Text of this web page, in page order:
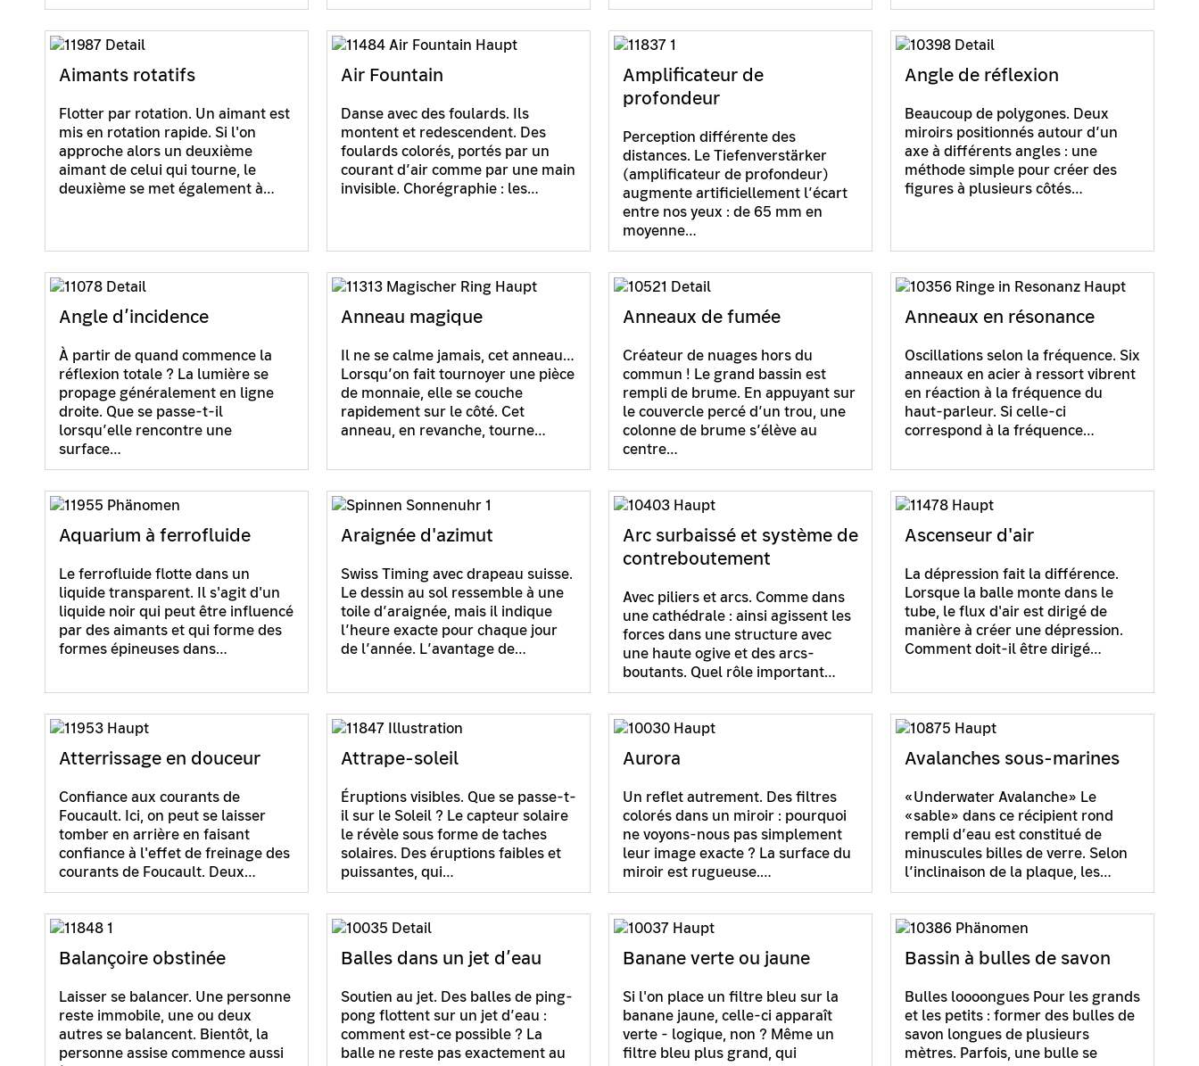
Aimants rotatifs
Flotter par rotation. Un aimant est
mis en rotation rapide. Si l'on
approche alors un deuxième
aimant de celui qui tourne, le
deuxième se met également à…
Air Fountain
Danse avec des foulards. Ils
montent et redescendent. Des
foulards colorés, portés par un
courant d’air comme par une main
invisible. Chorégraphie : les…
Amplificateur de
profondeur
Perception différente des
distances. Le Tiefenverstärker
(amplificateur de profondeur)
augmente artificiellement l’écart
entre nos yeux : de 65 mm en
moyenne…
Angle de réflexion
Beaucoup de polygones. Deux
miroirs positionnés autour d’un
axe à différents angles : une
méthode simple pour créer des
figures à plusieurs côtés…
Angle d’incidence
À partir de quand commence la
réflexion totale ? La lumière se
propage généralement en ligne
droite. Que se passe-t-il
lorsqu’elle rencontre une
surface…
Anneau magique
Il ne se calme jamais, cet anneau…
Lorsqu’on fait tournoyer une pièce
de monnaie, elle se couche
rapidement sur le côté. Cet
anneau, en revanche, tourne…
Anneaux de fumée
Créateur de nuages hors du
commun ! Le grand bassin est
rempli de brume. En appuyant sur
le couvercle percé d’un trou, une
colonne de brume s’élève au
centre…
Anneaux en résonance
Oscillations selon la fréquence. Six
anneaux en acier à ressort vibrent
en réaction à la fréquence du
haut-parleur. Si celle-ci
correspond à la fréquence…
Aquarium à ferrofluide
Le ferrofluide flotte dans un
liquide transparent. Il s'agit d'un
liquide noir qui peut être influencé
par des aimants et qui forme des
formes épineuses dans…
Araignée d'azimut
Swiss Timing avec drapeau suisse.
Le dessin au sol ressemble à une
toile d’araignée, mais il indique
l’heure exacte pour chaque jour
de l’année. L’avantage de…
Arc surbaissé et système de
contreboutement
Avec piliers et arcs. Comme dans
une cathédrale : ainsi agissent les
forces dans une structure avec
une haute ogive et des arcs-
boutants. Quel rôle important…
Ascenseur d'air
La dépression fait la différence.
Lorsque la balle monte dans le
tube, le flux d'air est dirigé de
manière à créer une dépression.
Comment doit-il être dirigé…
Atterrissage en douceur
Confiance aux courants de
Foucault. Ici, on peut se laisser
tomber en arrière en faisant
confiance à l'effet de freinage des
courants de Foucault. Deux…
Attrape-soleil
Éruptions visibles. Que se passe-t-
il sur le Soleil ? Le capteur solaire
le révèle sous forme de taches
solaires. Des éruptions faibles et
puissantes, qui…
Aurora
Un reflet autrement. Des filtres
colorés dans un miroir : pourquoi
ne voyons-nous pas simplement
leur image exacte ? La surface du
miroir est rugueuse.…
Avalanches sous-marines
«Underwater Avalanche» Le
«sable» dans ce récipient rond
rempli d’eau est constitué de
minuscules billes de verre. Selon
l’inclinaison de la plaque, les…
Balançoire obstinée
Laisser se balancer. Une personne
reste immobile, une ou deux
autres se balancent. Bientôt, la
personne assise commence aussi
Balles dans un jet d’eau
Soutien au jet. Des balles de ping-
pong flottent sur un jet d’eau :
comment est-ce possible ? La
balle ne reste pas exactement au
Banane verte ou jaune
Si l'on place un filtre bleu sur la
banane jaune, celle-ci apparaît
verte - logique, non ? Même un
filtre bleu plus grand, qui
Bassin à bulles de savon
Bulles loooongues Pour les grands
et les petits : former des bulles de
savon longues de plusieurs
mètres. Parfois, une bulle se